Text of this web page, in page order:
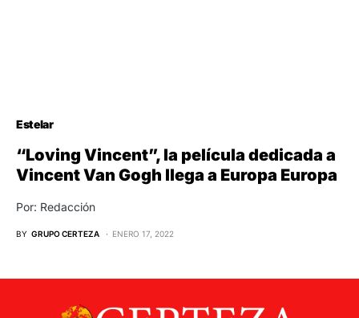
Estelar
“Loving Vincent”, la película dedicada a
Vincent Van Gogh llega a Europa Europa
Por: Redacción
BY GRUPO CERTEZA ENERO 17, 2022